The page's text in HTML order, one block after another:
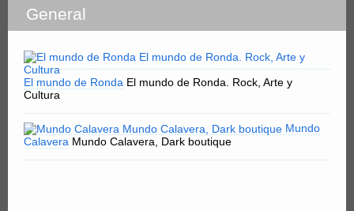
General
El mundo de Ronda El mundo de Ronda. Rock, Arte y
Cultura
Mundo
Calavera Mundo Calavera, Dark boutique